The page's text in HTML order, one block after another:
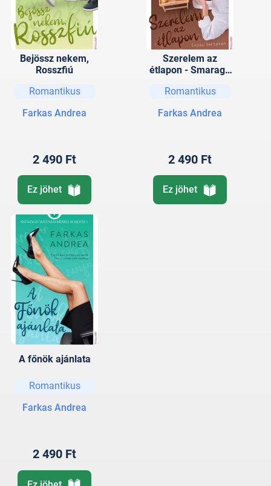
Bejössz nekem,
Rosszfiú
Romantikus
Farkas Andrea
2 490 Ft
Ez jöhet
Szerelem az
étlapon - Smaragd
sorozat 2.
Romantikus
Farkas Andrea
2 490 Ft
Ez jöhet
A főnök ajánlata
Romantikus
Farkas Andrea
2 490 Ft